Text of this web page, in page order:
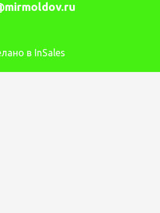
в InSales